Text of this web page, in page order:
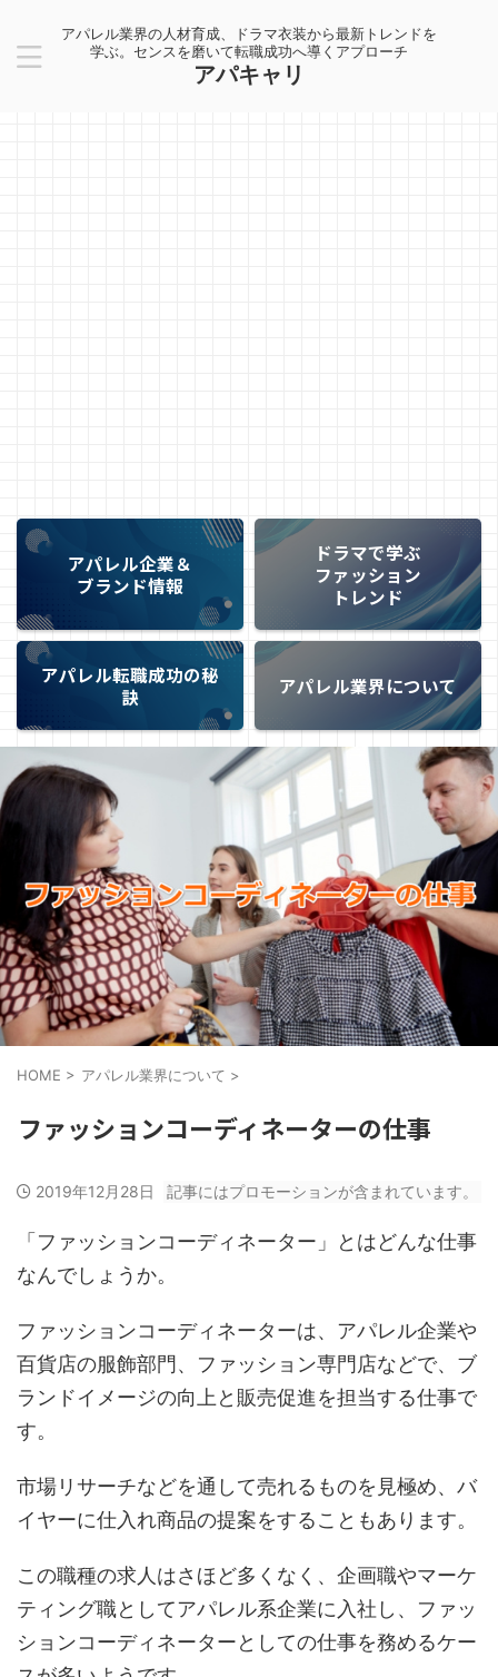
アパレル業界の人材育成、ドラマ衣装から最新トレンドを
学ぶ。センスを磨いて転職成功へ導くアプローチ
アパキャリ
アパレル企業＆
ブランド情報
ドラマで学ぶ
ファッション
トレンド
アパレル転職成功の秘
訣
アパレル業界について
HOME > アパレル業界について >
ファッションコーディネーターの仕事
2019年12月28日 記事にはプロモーションが含まれています。
「ファッションコーディネーター」とはどんな仕事
なんでしょうか。
ファッションコーディネーターは、アパレル企業や
百貨店の服飾部門、ファッション専門店などで、ブ
ランドイメージの向上と販売促進を担当する仕事で
す。
市場リサーチなどを通して売れるものを見極め、バ
イヤーに仕入れ商品の提案をすることもあります。
この職種の求人はさほど多くなく、企画職やマーケ
ティング職としてアパレル系企業に入社し、ファッ
ションコーディネーターとしての仕事を務めるケー